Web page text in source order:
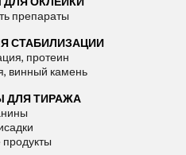
препараты
СТАБИЛИЗАЦИИ
протеин
винный камень
ДЛЯ ТИРАЖА
продукты